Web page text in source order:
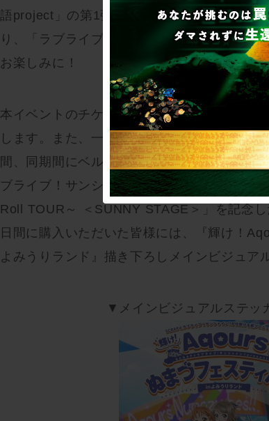
語project」の第1弾です。実際の空間で、参
り、「ラブライブ！サンシャイン!!」の世界
お楽しみに！
本イベントのチケットは、2022年3月19日(
します。また、一般販売に先駆けて、2022
間、同期間にベルーナドーム(旧：メットラ
ブライブ！サンシャイン!! Aqours 6th
Roll TOUR～ ＜SUNNY STAGE＞」を記念
日間に購入いただいた皆様には、『輝け！
よみうりランド』描き下ろしメインビジュア
▼メインビジュアルステッ